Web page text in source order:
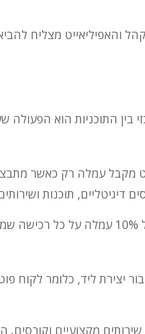
והאפיליאייט מצליח
התוכניות הוא הפעולה
מקבל עמלה רק כאשר
דיגיטליים, תוכנות
יצירת ליד, כלומר לקוח
שירותים מקצועיים